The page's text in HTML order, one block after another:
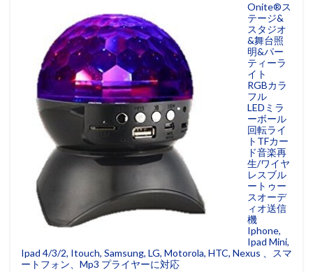
Onite®ス
テージ&
スタジオ
&舞台照
明&パー
ティーラ
イト
RGBカラ
フル
LEDミラ
ーボール
回転ライ
トTFカー
ド音楽再
生/ワイヤ
レスブル
ートゥー
スオーデ
ィオ送信
機
Iphone,
Ipad Mini,
Ipad 4/3/2, Itouch, Samsung, LG, Motorola, HTC, Nexus 、スマ
ートフォン、Mp3 プライヤーに対応